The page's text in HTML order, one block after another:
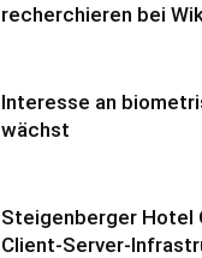
recherchieren bei
Interesse an
wächst
Steigenberger Hotel
Client-Server-